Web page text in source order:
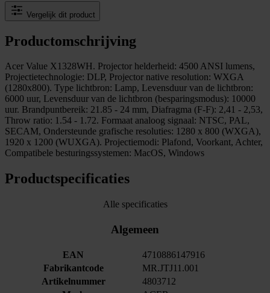
Vergelijk dit product
Productomschrijving
Acer Value X1328WH. Projector helderheid: 4500 ANSI lumens,
Projectietechnologie: DLP, Projector native resolution: WXGA
(1280x800). Type lichtbron: Lamp, Levensduur van de lichtbron:
6000 uur, Levensduur van de lichtbron (besparingsmodus): 10000
uur. Brandpuntbereik: 21.85 - 24 mm, Diafragma (F-F): 2,41 - 2,53,
Throw ratio: 1.54 - 1.72. Formaat analoog signaal: NTSC, PAL,
SECAM, Ondersteunde grafische resoluties: 1280 x 800 (WXGA),
1920 x 1200 (WUXGA). Projectiemodi: Plafond, Voorkant, Achter,
Compatibele besturingssystemen: MacOS, Windows
Productspecificaties
Alle specificaties
Algemeen
EAN
4710886147916
Fabrikantcode
MR.JTJ11.001
Artikelnummer
4803712